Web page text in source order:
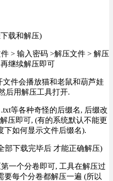
载和解压)
> 输入密码 >解压文件 > 解压
继续解压即可
文件会播放猫和老鼠和葫芦娃
后用解压工具打开.
等各种奇怪的后缀名, 后缀改
压即可, (有的系统默认不能更
下如何显示文件后缀名).
部下载完毕后 才能正确解压)
一个分卷即可, 工具在解压过
要每个分卷都解压一遍 (所以